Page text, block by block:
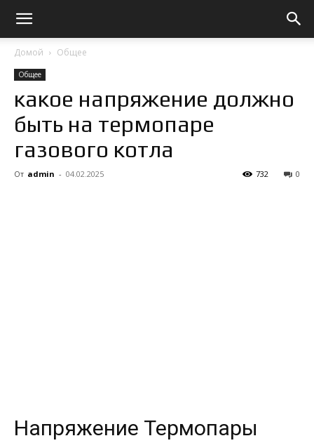
Домой Общее
Общее
какое напряжение должно
быть на термопаре
газового котла
От admin - 04.02.2025 0
732
Напряжение Термопары